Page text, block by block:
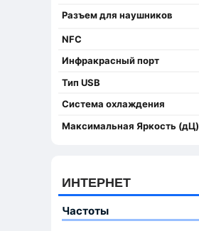
Разъем для наушников
NFC
Инфракрасный порт
Тип USB
Система охлаждения
Максимальная Яркость (дЦ)
ИНТЕРНЕТ
Частоты